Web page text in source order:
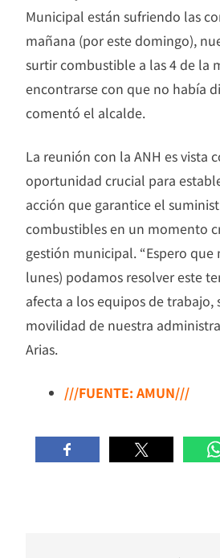
Municipal están sufriendo las
mañana (por este domingo),
surtir combustible a las 4 de la
encontrarse con que no había
comentó el alcalde.
La reunión con la ANH es vista
oportunidad crucial para
acción que garantice el
combustibles en un momento
gestión municipal. “Espero que
lunes) podamos resolver este
afecta a los equipos de trabajo,
movilidad de nuestra
Arias.
///FUENTE: AMUN///